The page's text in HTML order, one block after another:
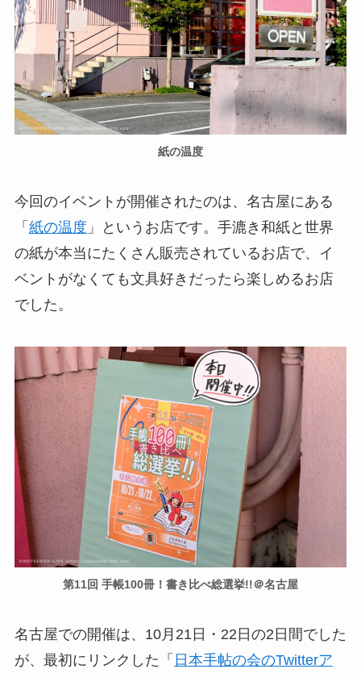
紙の温度
今回のイベントが開催されたのは、名古屋にある
「 紙の温度 」というお店です。手漉き和紙と世界
の紙が本当にたくさん販売されているお店で、イ
ベントがなくても文具好きだったら楽しめるお店
でした。
第11回 手帳100冊！書き比べ総選挙!!＠名古屋
名古屋での開催は、10月21日・22日の2日間でした
が、最初にリンクした「 日本手帖の会のTwitterア